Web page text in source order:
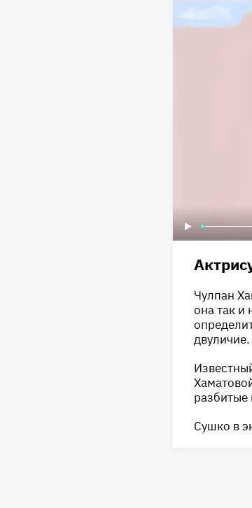
Чулпан
она так и
двуличие.
Сушко в